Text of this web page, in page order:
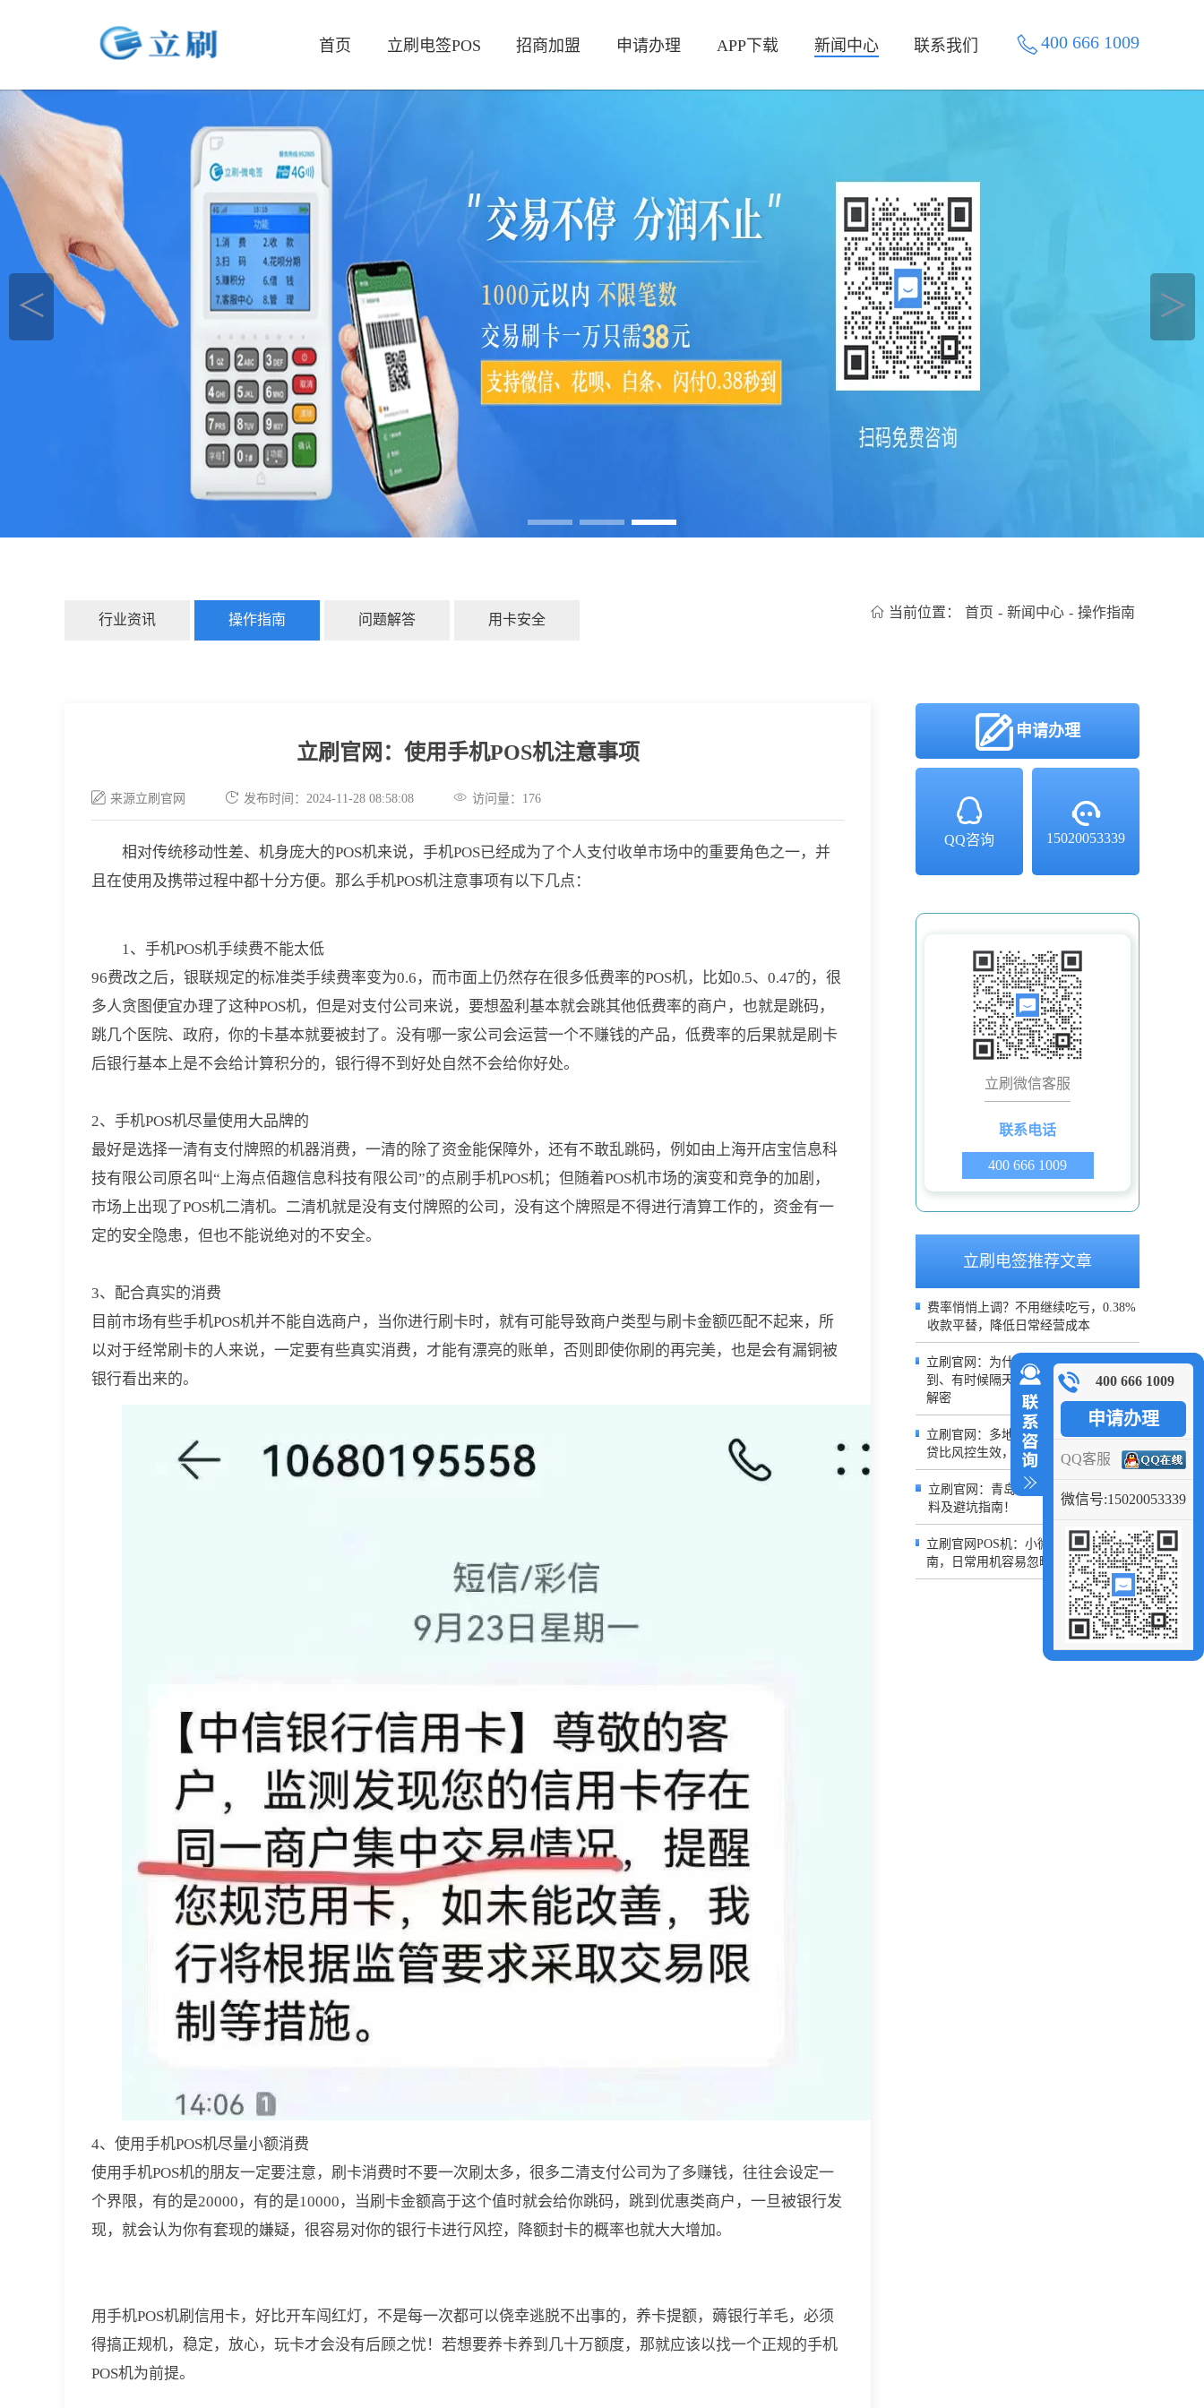
首页 立刷电签POS 招商加盟 申请办理 APP下载 新闻中心 联系我们 400 666 1009
＜ ＞
行业资讯 操作指南 问题解答 用卡安全 当前位置： 首页 - 新闻中心 - 操作指南
立刷官网：使用手机POS机注意事项
来源立刷官网 发布时间：2024-11-28 08:58:08 访问量： 176
相对传统移动性差、机身庞大的POS机来说，手机POS已经成为了个人支付收单市场中的重要角色之一，并
且在使用及携带过程中都十分方便。那么手机POS机注意事项有以下几点：
1、手机POS机手续费不能太低
96费改之后，银联规定的标准类手续费率变为0.6，而市面上仍然存在很多低费率的POS机，比如0.5、0.47的，很
多人贪图便宜办理了这种POS机，但是对支付公司来说，要想盈利基本就会跳其他低费率的商户，也就是跳码，
跳几个医院、政府，你的卡基本就要被封了。没有哪一家公司会运营一个不赚钱的产品，低费率的后果就是刷卡
后银行基本上是不会给计算积分的，银行得不到好处自然不会给你好处。
2、手机POS机尽量使用大品牌的
最好是选择一清有支付牌照的机器消费，一清的除了资金能保障外，还有不敢乱跳码，例如由上海开店宝信息科
技有限公司原名叫“上海点佰趣信息科技有限公司”的点刷手机POS机；但随着POS机市场的演变和竞争的加剧，
市场上出现了POS机二清机。二清机就是没有支付牌照的公司，没有这个牌照是不得进行清算工作的，资金有一
定的安全隐患，但也不能说绝对的不安全。
3、配合真实的消费
目前市场有些手机POS机并不能自选商户，当你进行刷卡时，就有可能导致商户类型与刷卡金额匹配不起来，所
以对于经常刷卡的人来说，一定要有些真实消费，才能有漂亮的账单，否则即使你刷的再完美，也是会有漏铜被
银行看出来的。
4、使用手机POS机尽量小额消费
使用手机POS机的朋友一定要注意，刷卡消费时不要一次刷太多，很多二清支付公司为了多赚钱，往往会设定一
个界限，有的是20000，有的是10000，当刷卡金额高于这个值时就会给你跳码，跳到优惠类商户，一旦被银行发
现，就会认为你有套现的嫌疑，很容易对你的银行卡进行风控，降额封卡的概率也就大大增加。
用手机POS机刷信用卡，好比开车闯红灯，不是每一次都可以侥幸逃脱不出事的，养卡提额，薅银行羊毛，必须
得搞正规机，稳定，放心，玩卡才会没有后顾之忧！若想要养卡养到几十万额度，那就应该以找一个正规的手机
POS机为前提。
申请办理
QQ咨询 15020053339
立刷微信客服
联系电话
400 666 1009
立刷电签推荐文章
费率悄悄上调？不用继续吃亏，0.38%
收款平替，降低日常经营成本
立刷官网：为什么你的POS有时候秒
到、有时候隔天到？2026到账规则深度
解密
立刷官网：多地商户中招！银盛POS借
贷比风控生效，粤闽商户交易受限
立刷官网：青岛小微门店办理POS机材
料及避坑指南！
立刷官网POS机：小微商户收单避坑指
南，日常用机容易忽略的风控细节
400 666 1009
申请办理
QQ客服
微信号:15020053339